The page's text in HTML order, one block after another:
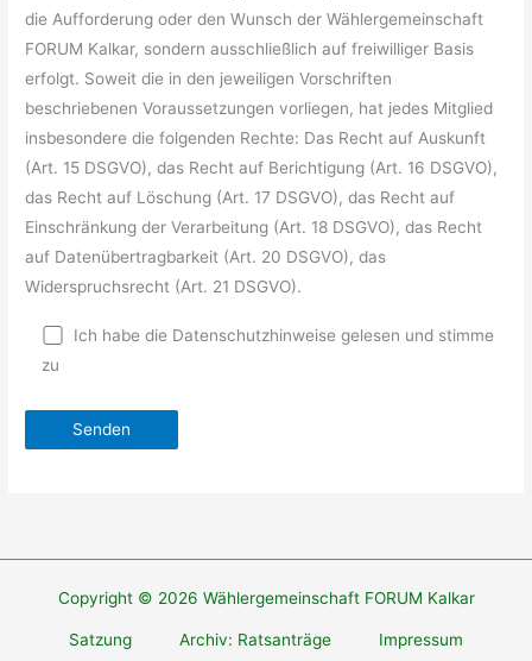
die Aufforderung oder den Wunsch der Wählergemeinschaft
FORUM Kalkar, sondern ausschließlich auf freiwilliger Basis
erfolgt. Soweit die in den jeweiligen Vorschriften
beschriebenen Voraussetzungen vorliegen, hat jedes Mitglied
insbesondere die folgenden Rechte: Das Recht auf Auskunft
(Art. 15 DSGVO), das Recht auf Berichtigung (Art. 16 DSGVO),
das Recht auf Löschung (Art. 17 DSGVO), das Recht auf
Einschränkung der Verarbeitung (Art. 18 DSGVO), das Recht
auf Datenübertragbarkeit (Art. 20 DSGVO), das
Widerspruchsrecht (Art. 21 DSGVO).
Ich habe die Datenschutzhinweise gelesen und stimme
zu
Copyright © 2026 Wählergemeinschaft FORUM Kalkar
Satzung Archiv: Ratsanträge
Impressum